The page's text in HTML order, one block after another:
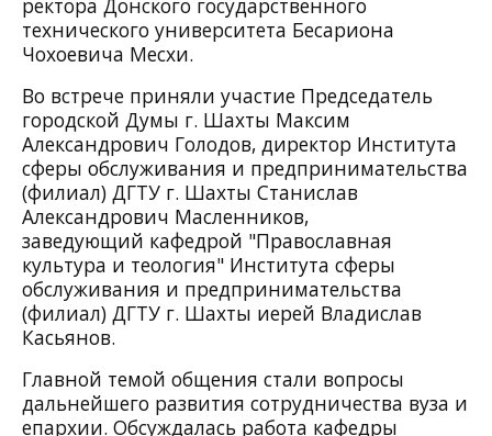
технического университета Бесариона
Чохоевича Месхи.
Во встрече приняли участие Председатель
городской Думы г. Шахты Максим
Александрович Голодов, директор Института
сферы обслуживания и предпринимательства
(филиал) ДГТУ г. Шахты Станислав
Александрович Масленников,
заведующий кафедрой "Православная
культура и теология" Института сферы
обслуживания и предпринимательства
(филиал) ДГТУ г. Шахты иерей Владислав
Касьянов.
Главной темой общения стали вопросы
дальнейшего развития сотрудничества вуза и
епархии. Обсуждалась работа кафедры